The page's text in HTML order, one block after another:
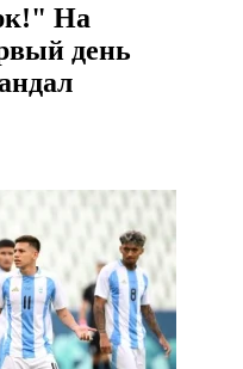
На
день